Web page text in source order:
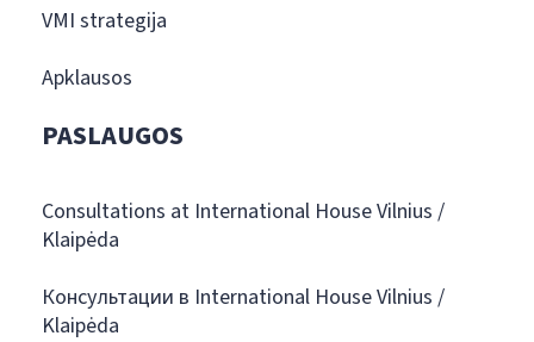
VMI strategija
Apklausos
PASLAUGOS
Consultations at International House Vilnius /
Klaipėda
Консультации в International House Vilnius /
Klaipėda